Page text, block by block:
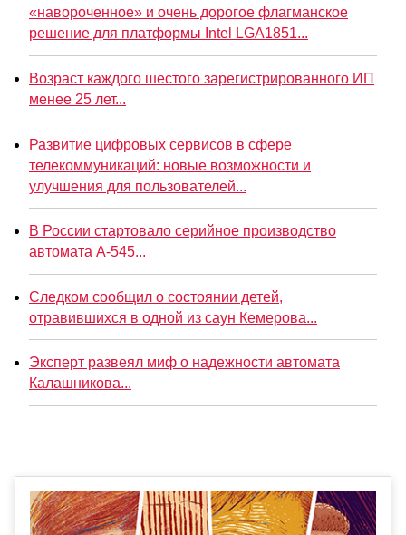
«навороченное» и очень дорогое флагманское
решение для платформы Intel LGA1851...
Возраст каждого шестого зарегистрированного ИП
менее 25 лет...
Развитие цифровых сервисов в сфере
телекоммуникаций: новые возможности и
улучшения для пользователей...
В России стартовало серийное производство
автомата А-545...
Следком сообщил о состоянии детей,
отравившихся в одной из саун Кемерова...
Эксперт развеял миф о надежности автомата
Калашникова...